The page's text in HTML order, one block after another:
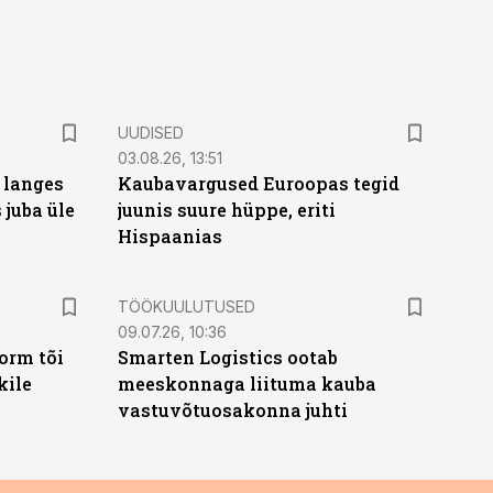
juba üle
UUDISED
03.08.26, 13:51
Kaubavargused Euroopas tegid
juunis suure hüppe, eriti
Hispaanias
tõi
ST
TÖÖKUULUTUSED
09.07.26, 10:36
Smarten Logistics ootab
meeskonnaga liituma kauba
vastuvõtuosakonna juhti